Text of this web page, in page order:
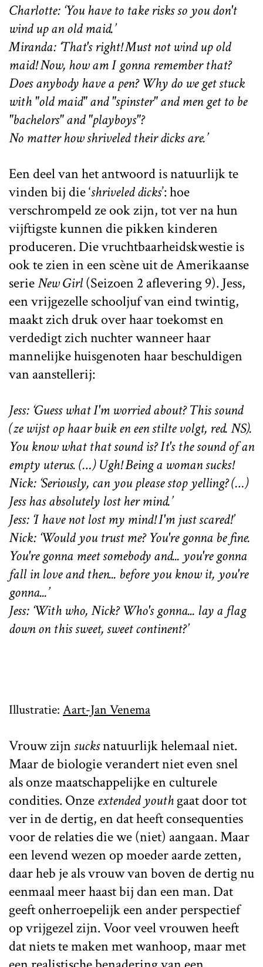
Charlotte: ‘You have to take risks so you don't
wind up an old maid.’
Miranda: ‘That's right! Must not wind up old
maid! Now, how am I gonna remember that?
Does anybody have a pen? Why do we get stuck
with "old maid" and "spinster" and men get to be
"bachelors" and "playboys"?
No matter how shriveled their dicks are.’
Een deel van het antwoord is natuurlijk te
vinden bij die ‘shriveled dicks’: hoe
verschrompeld ze ook zijn, tot ver na hun
vijftigste kunnen die pikken kinderen
produceren. Die vruchtbaarheidskwestie is
ook te zien in een scène uit de Amerikaanse
serieNew Girl(Seizoen 2 aflevering 9). Jess,
een vrijgezelle schooljuf van eind twintig,
maakt zich druk over haar toekomst en
verdedigt zich nuchter wanneer haar
mannelijke huisgenoten haar beschuldigen
van aanstellerij:
Jess: ‘Guess what I'm worried about? This sound
(ze wijst op haar buik en een stilte volgt, red. NS).
You know what that sound is? It's the sound of an
empty uterus. (…) Ugh! Being a woman sucks!
Nick: ‘Seriously, can you please stop yelling? (…)
Jess has absolutely lost her mind.’
Jess: ‘I have not lost my mind! I'm just scared!’
Nick: ‘Would you trust me? You're gonna be fine.
You're gonna meet somebody and... you're gonna
fall in love and then... before you know it, you're
gonna...’
Jess: ‘With who, Nick? Who's gonna... lay a flag
down on this sweet, sweet continent?’
Illustratie: Aart-Jan Venema
Vrouw zijnsucksnatuurlijk helemaal niet.
Maar de biologie verandert niet even snel
als onze maatschappelijke en culturele
condities. Onzeextended youthgaat door tot
ver in de dertig, en dat heeft consequenties
voor de relaties die we (niet) aangaan. Maar
een levend wezen op moeder aarde zetten,
daar heb je als vrouw van boven de dertig nu
eenmaal meer haast bij dan een man. Dat
geeft onherroepelijk een ander perspectief
op vrijgezel zijn. Voor veel vrouwen heeft
dat niets te maken met wanhoop, maar met